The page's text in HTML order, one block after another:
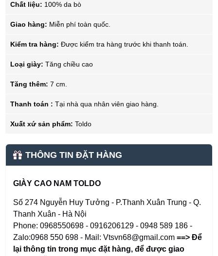
Chất liệu: 100% da bò
Giao hàng: Miễn phí toàn quốc.
Kiểm tra hàng: Được kiểm tra hàng trước khi thanh toán.
Loại giày: Tăng chiều cao
Tăng thêm: 7 cm.
Thanh toán : Tại nhà qua nhân viên giao hàng.
Xuất xứ sản phẩm: Toldo
THÔNG TIN ĐẶT HÀNG
GIÀY CAO NAM TOLDO
Số 274 Nguyễn Huy Tưởng - P.Thanh Xuân Trung - Q.
Thanh Xuân - Hà Nội
Phone: 0968550698 - 0916206129 - 0948 589 186 -
Zalo:0968 550 698 - Mail: Vtsvn68@gmail.com==> Để
lại thông tin trong mục đặt hàng,để được giao